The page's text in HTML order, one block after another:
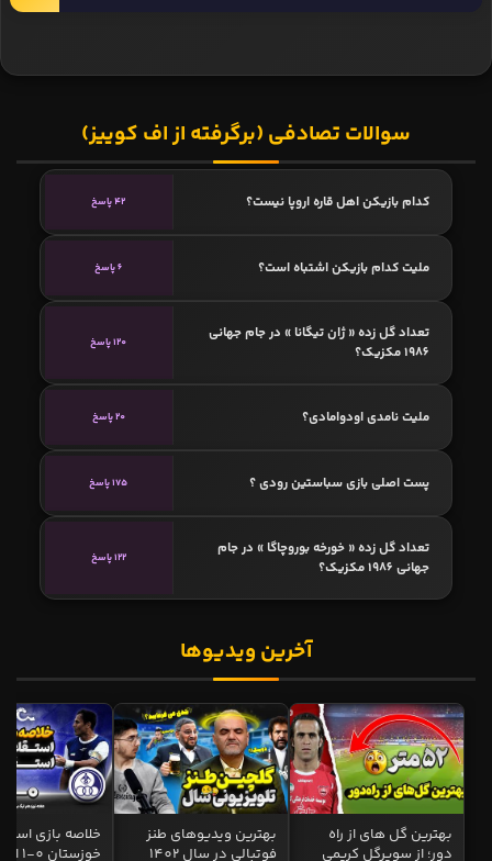
سوالات تصادفی (برگرفته از اف کوییز)
کدام بازیکن اهل قاره اروپا نیست؟ 42 پاسخ
ملیت کدام بازیکن اشتباه است؟ 6 پاسخ
تعداد گل زده « ژان تیگانا » در جام جهانی
1986 مکزیک؟
120 پاسخ
ملیت نامدی اودوامادی؟ 20 پاسخ
پست اصلی بازی سباستین رودی ؟ 175 پاسخ
تعداد گل زده « خورخه بوروچاگا » در جام
جهانی 1986 مکزیک؟
122 پاسخ
آخرین ویدیوها
بهترین گل های از راه
دور؛ از سوپرگل کریمی
بهترین ویدیوهای طنز
فوتبالی در سال 1402
خلاصه بازی